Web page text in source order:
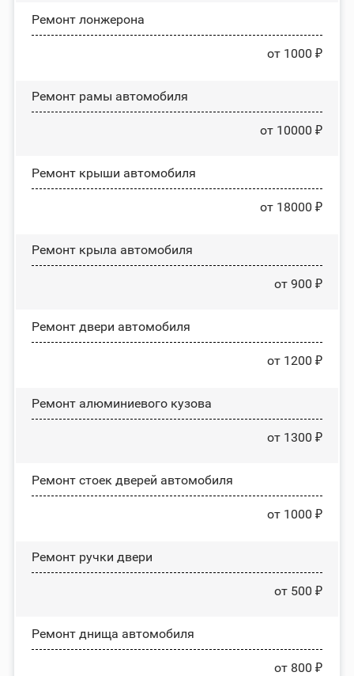
Ремонт лонжерона
от 1000 ₽
Ремонт рамы автомобиля
от 10000 ₽
Ремонт крыши автомобиля
от 18000 ₽
Ремонт крыла автомобиля
от 900 ₽
Ремонт двери автомобиля
от 1200 ₽
Ремонт алюминиевого кузова
от 1300 ₽
Ремонт стоек дверей автомобиля
от 1000 ₽
Ремонт ручки двери
от 500 ₽
Ремонт днища автомобиля
от 800 ₽